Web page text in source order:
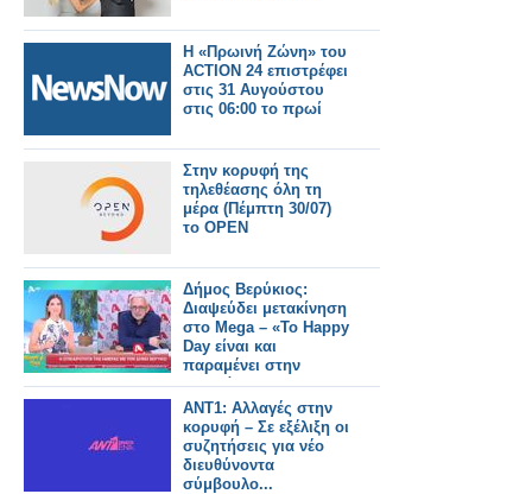
Η «Πρωινή Ζώνη» του
ACTION 24 επιστρέφει
στις 31 Αυγούστου
στις 06:00 το πρωί
Στην κορυφή της
τηλεθέασης όλη τη
μέρα (Πέμπτη 30/07)
το OPEN
Δήμος Βερύκιος:
Διαψεύδει μετακίνηση
στο Mega – «Το Happy
Day είναι και
παραμένει στην
καρδιά μου»
ΑΝΤ1: Αλλαγές στην
κορυφή – Σε εξέλιξη οι
συζητήσεις για νέο
διευθύνοντα
σύμβουλο...